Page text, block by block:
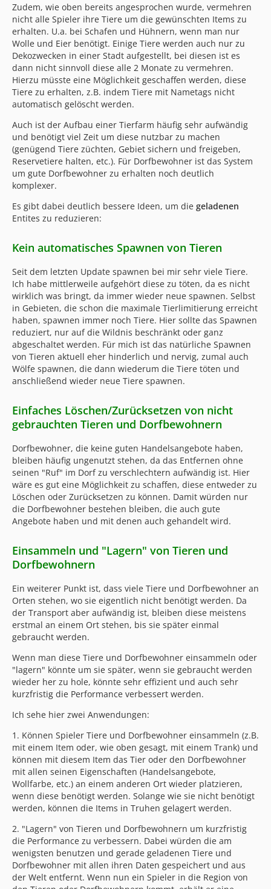
Zudem, wie oben bereits angesprochen wurde, vermehren
nicht alle Spieler ihre Tiere um die gewünschten Items zu
erhalten. U.a. bei Schafen und Hühnern, wenn man nur
Wolle und Eier benötigt. Einige Tiere werden auch nur zu
Dekozwecken in einer Stadt aufgestellt, bei diesen ist es
dann nicht sinnvoll diese alle 2 Monate zu vermehren.
Hierzu müsste eine Möglichkeit geschaffen werden, diese
Tiere zu erhalten, z.B. indem Tiere mit Nametags nicht
automatisch gelöscht werden.
Auch ist der Aufbau einer Tierfarm häufig sehr aufwändig
und benötigt viel Zeit um diese nutzbar zu machen
(genügend Tiere züchten, Gebiet sichern und freigeben,
Reservetiere halten, etc.). Für Dorfbewohner ist das System
um gute Dorfbewohner zu erhalten noch deutlich
komplexer.
Es gibt dabei deutlich bessere Ideen, um die geladenen
Entites zu reduzieren:
Kein automatisches Spawnen von Tieren
Seit dem letzten Update spawnen bei mir sehr viele Tiere.
Ich habe mittlerweile aufgehört diese zu töten, da es nicht
wirklich was bringt, da immer wieder neue spawnen. Selbst
in Gebieten, die schon die maximale Tierlimitierung erreicht
haben, spawnen immer noch Tiere. Hier sollte das Spawnen
reduziert, nur auf die Wildnis beschränkt oder ganz
abgeschaltet werden. Für mich ist das natürliche Spawnen
von Tieren aktuell eher hinderlich und nervig, zumal auch
Wölfe spawnen, die dann wiederum die Tiere töten und
anschließend wieder neue Tiere spawnen.
Einfaches Löschen/Zurücksetzen von nicht
gebrauchten Tieren und Dorfbewohnern
Dorfbewohner, die keine guten Handelsangebote haben,
bleiben häufig ungenutzt stehen, da das Entfernen ohne
seinen "Ruf" im Dorf zu verschlechtern aufwändig ist. Hier
wäre es gut eine Möglichkeit zu schaffen, diese entweder zu
Löschen oder Zurücksetzen zu können. Damit würden nur
die Dorfbewohner bestehen bleiben, die auch gute
Angebote haben und mit denen auch gehandelt wird.
Einsammeln und "Lagern" von Tieren und
Dorfbewohnern
Ein weiterer Punkt ist, dass viele Tiere und Dorfbewohner an
Orten stehen, wo sie eigentlich nicht benötigt werden. Da
der Transport aber aufwändig ist, bleiben diese meistens
erstmal an einem Ort stehen, bis sie später einmal
gebraucht werden.
Wenn man diese Tiere und Dorfbewohner einsammeln oder
"lagern" könnte um sie später, wenn sie gebraucht werden
wieder her zu hole, könnte sehr effizient und auch sehr
kurzfristig die Performance verbessert werden.
Ich sehe hier zwei Anwendungen:
1. Können Spieler Tiere und Dorfbewohner einsammeln (z.B.
mit einem Item oder, wie oben gesagt, mit einem Trank) und
können mit diesem Item das Tier oder den Dorfbewohner
mit allen seinen Eigenschaften (Handelsangebote,
Wollfarbe, etc.) an einem anderen Ort wieder platzieren,
wenn diese benötigt werden. Solange wie sie nicht benötigt
werden, können die Items in Truhen gelagert werden.
2. "Lagern" von Tieren und Dorfbewohnern um kurzfristig
die Performance zu verbessern. Dabei würden die am
wenigsten benutzen und gerade geladenen Tiere und
Dorfbewohner mit allen ihren Daten gespeichert und aus
der Welt entfernt. Wenn nun ein Spieler in die Region von